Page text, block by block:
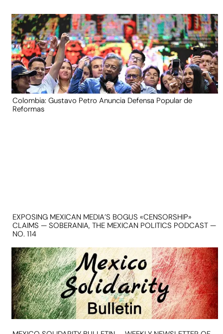
Colombia: Gustavo Petro Anuncia Defensa Popular de
Reformas
EXPOSING MEXICAN MEDIA’S BOGUS «CENSORSHIP»
CLAIMS — SOBERANIA, THE MEXICAN POLITICS PODCAST —
NO. 114